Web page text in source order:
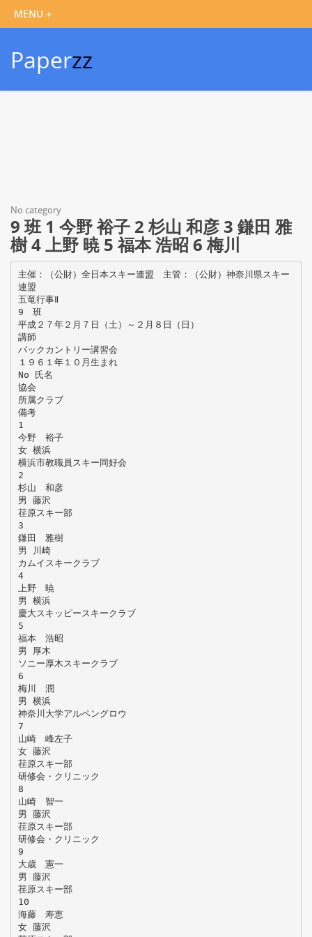
Paperzz
No category
9 班 1 今野 裕子 2 杉山 和彦 3 鎌田 雅
樹 4 上野 暁 5 福本 浩昭 6 梅川
主催：（公財）全日本スキー連盟 主管：（公財）神奈川県スキー
連盟
五竜行事Ⅱ
9 班
平成２７年２月７日（土）～２月８日（日）
講師
バックカントリー講習会
１９６１年１０月生まれ
No 氏名
協会
所属クラブ
備考
1
今野 裕子
女 横浜
横浜市教職員スキー同好会
2
杉山 和彦
男 藤沢
荏原スキー部
3
鎌田 雅樹
男 川崎
カムイスキークラブ
4
上野 暁
男 横浜
慶大スキッピースキークラブ
5
福本 浩昭
男 厚木
ソニー厚木スキークラブ
6
梅川 潤
男 横浜
神奈川大学アルペングロウ
7
山崎 峰左子
女 藤沢
荏原スキー部
研修会・クリニック
8
山崎 智一
男 藤沢
荏原スキー部
研修会・クリニック
9
大歳 憲一
男 藤沢
荏原スキー部
10
海藤 寿恵
女 藤沢